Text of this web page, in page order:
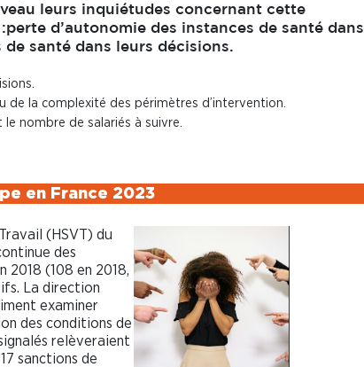
leurs inquiétudes concernant cette
d’autonomie des instances de santé dans
santé dans leurs décisions.
de la complexité des périmètres d’intervention.
nombre de salariés à suivre.
en France 2023
(HSVT) du
des
2018 (108 en 2018,
La direction
examiner
des conditions de
relèveraient
sanctions de